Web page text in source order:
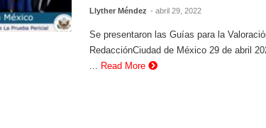
Llyther Méndez - abril 29, 2022
Se presentaron las Guías para la
RedacciónCiudad de México 29 de abril
Read More